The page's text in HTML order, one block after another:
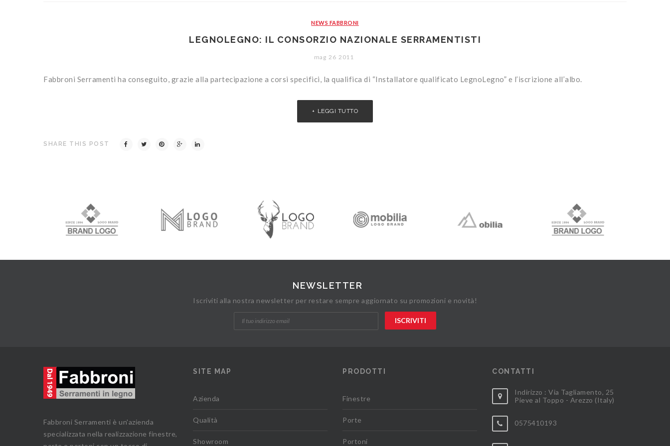
NEWS FABBRONI
LEGNOLEGNO: IL CONSORZIO NAZIONALE SERRAMENTISTI
mag 26 2011
Fabbroni Serramenti ha conseguito, grazie alla partecipazione a corsi specifici, la qualifica di “Installatore qualificato LegnoLegno” e l’iscrizione all’albo.
LEGGI TUTTO
SHARE THIS POST
NEWSLETTER
Iscriviti alla nostra newsletter per restare sempre aggiornato su promozioni e novità!
Fabbroni Serramenti è un'azienda
specializzata nella realizzazione finestre,
SITE MAP
Azienda
Qualità
Showroom
PRODOTTI
Finestre
Porte
Portoni
CONTATTI
Indirizzo : Via Tagliamento, 25
Pieve al Toppo - Arezzo (Italy)
0575410193